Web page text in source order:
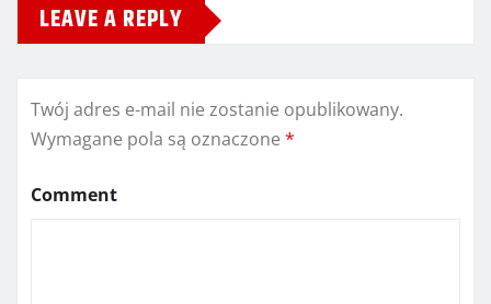
LEAVE A REPLY
Twój adres e-mail nie zostanie opublikowany.
Wymagane pola są oznaczone *
Comment